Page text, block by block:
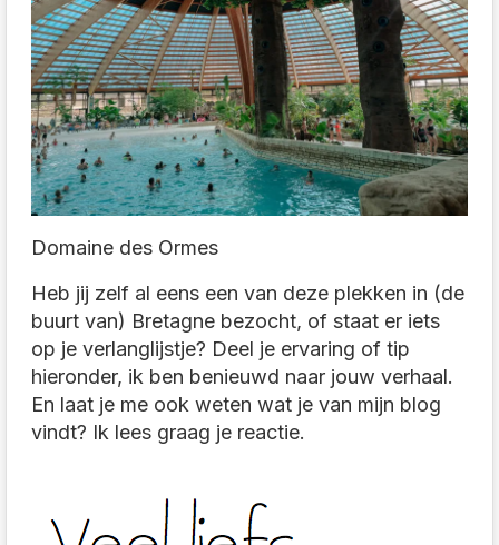
Domaine des Ormes
Heb jij zelf al eens een van deze plekken in (de
buurt van) Bretagne bezocht, of staat er iets
op je verlanglijstje? Deel je ervaring of tip
hieronder, ik ben benieuwd naar jouw verhaal.
En laat je me ook weten wat je van mijn blog
vindt? Ik lees graag je reactie.